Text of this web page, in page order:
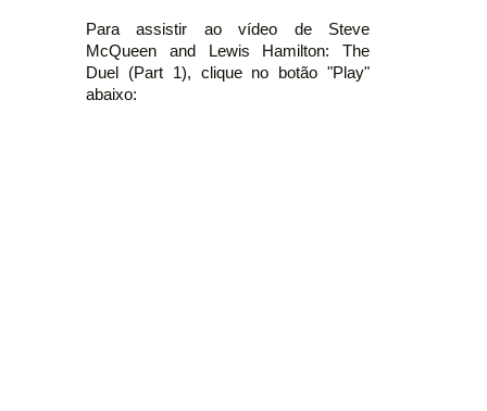
Para assistir ao vídeo de Steve
McQueen and Lewis Hamilton: The
Duel (Part 1), clique no botão "Play"
abaixo: